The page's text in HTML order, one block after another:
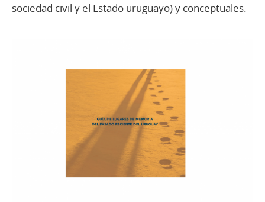
sociedad civil y el Estado uruguayo) y conceptuales.